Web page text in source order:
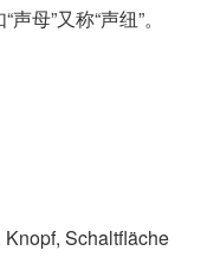
母”又称“声纽”。
Schaltfläche